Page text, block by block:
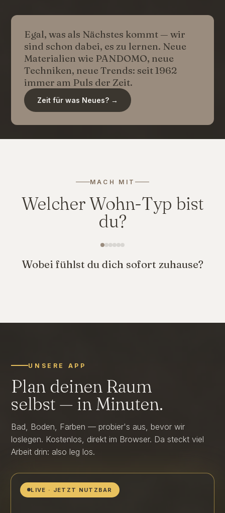
Egal, was als Nächstes kommt — wir
sind schon dabei, es zu lernen. Neue
Materialien wie PANDOMO, neue
Techniken, neue Trends: seit 1962
immer am Puls der Zeit.
Zeit für was Neues? →
MACH MIT
Welcher Wohn-Typ bist
du?
Wobei fühlst du dich sofort zuhause?
Warmes Holz unter den
Alte Dielen mit
Eine Wand in kräftiger
UNSERE APP
Plan deinen Raum
selbst — in Minuten.
Bad, Boden, Farben — probier's aus, bevor wir
loslegen. Kostenlos, direkt im Browser. Da steckt viel
Arbeit drin: also leg los.
LIVE · JETZT NUTZBAR